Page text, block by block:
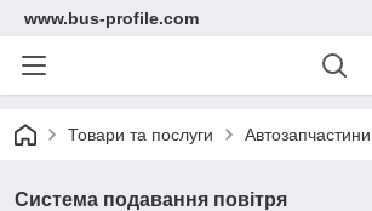
www.bus-profile.com
Товари та послуги Автозапчастини
Система подавання повітря